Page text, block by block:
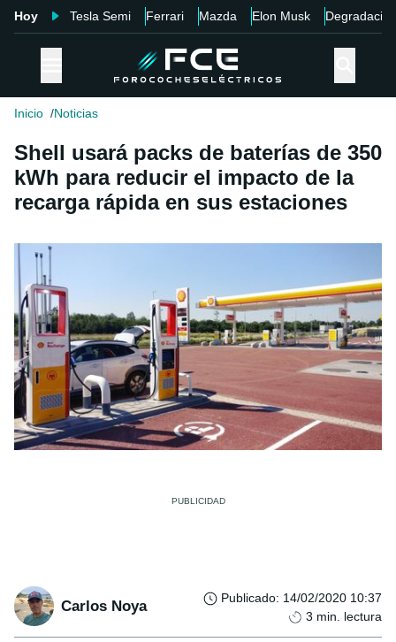
Hoy Tesla Semi Ferrari Mazda Elon Musk Degradación
Inicio Noticias
Shell usará packs de baterías de 350
kWh para reducir el impacto de la
recarga rápida en sus estaciones
Carlos Noya Publicado: 14/02/2020 10:37
3 min. lectura